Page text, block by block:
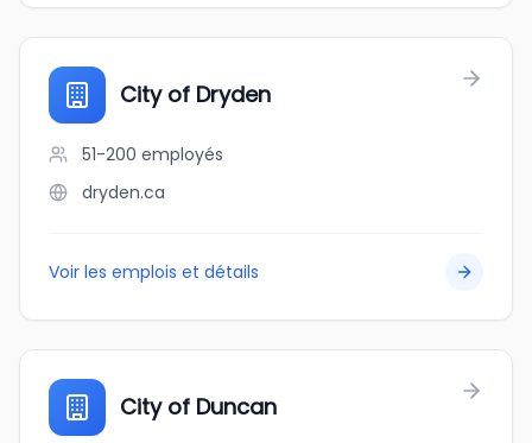
City of Dryden
51-200 employés
dryden.ca
Voir les emplois et détails
City of Duncan